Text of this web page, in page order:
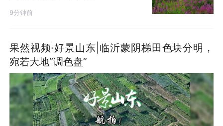
9分钟前
果然视频·好景山东|临沂蒙阴梯田色块分明，
宛若大地“调色盘”